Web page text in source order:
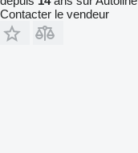
Contacter le vendeur